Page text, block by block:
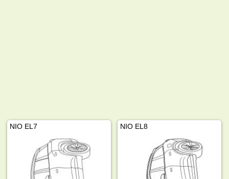
NIO EL7 NIO EL8